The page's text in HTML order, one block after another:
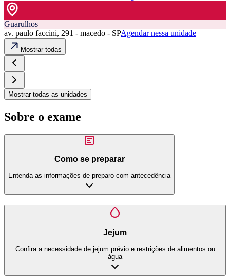
Guarulhos
av. paulo faccini, 291 - macedo - SPAgendar nessa unidade
Mostrar todas
Mostrar todas as unidades
Sobre o exame
Como se preparar
Entenda as informações de preparo com antecedência
Jejum
Confira a necessidade de jejum prévio e restrições de alimentos ou
água